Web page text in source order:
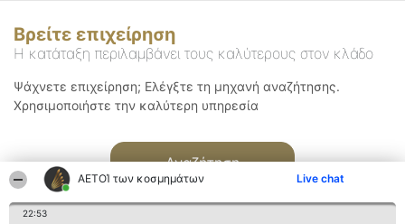
ΑΕΤΟΊ των κοσμημάτων Live chat
22:53
Βρείτε επιχείρηση
Η κατάταξη περιλαμβάνει τους καλύτερους στον κλάδο
Ψάχνετε επιχείρηση; Ελέγξτε τη μηχανή αναζήτησης.
Χρησιμοποιήστε την καλύτερη υπηρεσία
Αναζήτηση